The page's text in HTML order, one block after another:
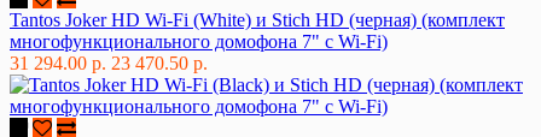
Tantos Joker HD Wi-Fi (White) и Stich HD (черная) (комплект
многофункционального домофона 7" с Wi-Fi)
31 294.00 р. 23 470.50 р.